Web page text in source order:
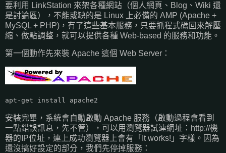
要利用 LinkStation 來架各種網站（個人網頁、Blog、Wiki 還
是討論區），不能或缺的是 Linux 上必備的 AMP (Apache +
MySQL + PHP)，有了這些基本服務，只要抓程式碼回來解壓
縮、做點調整，就可以提供各種 Web-based 的服務和功能。
第一個動作先來裝 Apache 這個 Web Server：
apt-get install apache2
安裝完畢，系統會自動啟動 Apache 服務（啟動過程會看到
一點錯誤訊息，先不管），可以用瀏覽器試連網址：http://機
器的IP位址，連上成功瀏覽器上會有「It works!」字樣。因為
還沒搞好設定的部分，我們先停掉服務：